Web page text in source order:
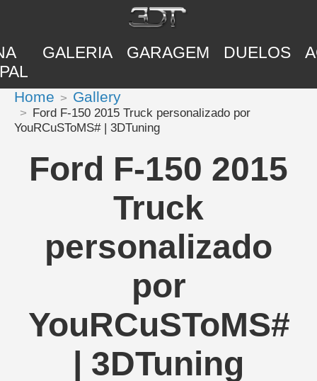
GALERIA GARAGEM DUELOS
Home Gallery
Ford F-150 2015 Truck personalizado por
YouRCuSToMS# | 3DTuning
Ford F-150 2015
Truck
personalizado
por
YouRCuSToMS#
| 3DTuning